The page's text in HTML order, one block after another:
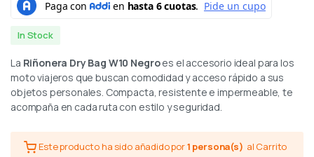
In Stock
La Riñonera Dry Bag W10 Negroes el accesorio ideal para los
moto viajeros que buscan comodidad y acceso rápido a sus
objetos personales. Compacta, resistente e impermeable, te
acompaña en cada ruta con estilo y seguridad.
Este producto ha sido añadido por1 persona(s) al Carrito